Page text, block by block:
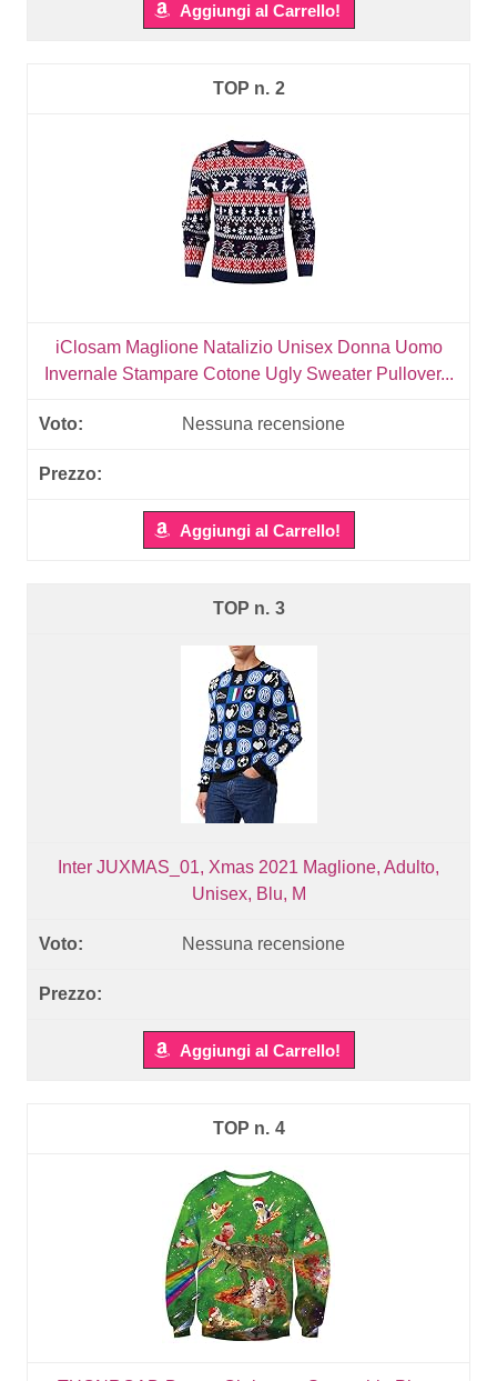
Aggiungi al Carrello!
2
iClosam Maglione Natalizio Unisex Donna Uomo
Invernale Stampare Cotone Ugly Sweater Pullover...
Nessuna recensione
Aggiungi al Carrello!
3
Inter JUXMAS_01, Xmas 2021 Maglione, Adulto,
Unisex, Blu, M
Nessuna recensione
Aggiungi al Carrello!
4